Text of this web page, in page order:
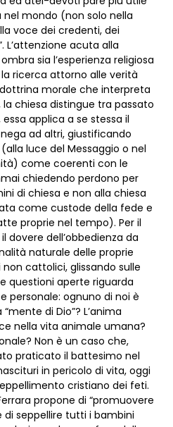
nel mondo (non solo nella
voce dei credenti, dei
L’attenzione acuta alla
sia l’esperienza religiosa
ricerca attorno alle verità
morale che interpreta
chiesa distingue tra passato
applica a se stessa il
ad altri, giustificando
luce del Messaggio o nel
come coerenti con le
chiedendo perdono per
di chiesa e non alla chiesa
come custode della fede e
proprie nel tempo). Per il
dovere dell’obbedienza da
naturale delle proprie
cattolici, glissando sulle
questioni aperte riguarda
personale: ognuno di noi è
di Dio”? L’anima
nella vita animale umana?
Non è un caso che,
praticato il battesimo nel
in pericolo di vita, oggi
cristiano dei feti.
propone di “promuovere
seppellire tutti i bambini